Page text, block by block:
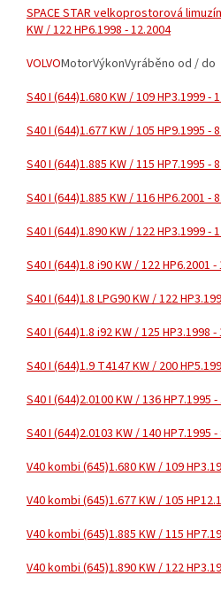
SPACE STAR velkoprostorová
KW / 122 HP6.1998 - 12.2004
VOLVOMotorVýkonVyráběno od / do
S40 I (644)1.680 KW / 109 HP3.1999 -
S40 I (644)1.677 KW / 105 HP9.1995 -
S40 I (644)1.885 KW / 115 HP7.1995 -
S40 I (644)1.885 KW / 116 HP6.2001 -
S40 I (644)1.890 KW / 122 HP3.1999 -
S40 I (644)1.8 i90 KW / 122 HP6.2001 -
S40 I (644)1.8 LPG90 KW / 122 HP
S40 I (644)1.8 i92 KW / 125 HP3.1998 -
S40 I (644)1.9 T4147 KW / 200 HP
S40 I (644)2.0100 KW / 136 HP7.1995
S40 I (644)2.0103 KW / 140 HP7.1995
V40 kombi (645)1.680 KW / 109 HP
V40 kombi (645)1.677 KW / 105 HP
V40 kombi (645)1.885 KW / 115 HP
V40 kombi (645)1.890 KW / 122 HP